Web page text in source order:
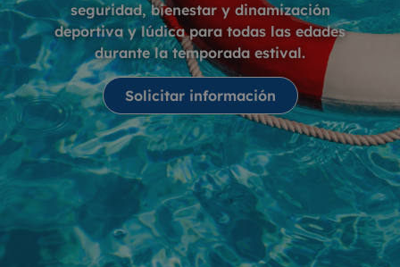
seguridad, bienestar y dinamización
deportiva y lúdica para todas las edades
durante la temporada estival.
Solicitar información